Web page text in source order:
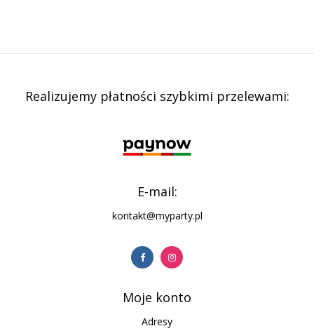
Realizujemy płatności szybkimi przelewami:
E-mail:
kontakt@myparty.pl
Moje konto
Adresy